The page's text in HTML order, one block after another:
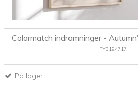
Colormatch indramninger -
PY3194717
På lager